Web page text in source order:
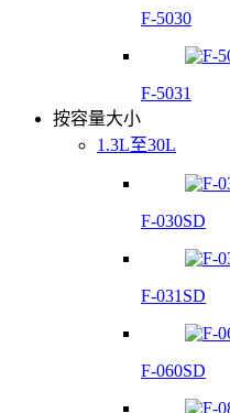
F-5030
F-5031
按容量大小
1.3L至30L
F-030SD
F-031SD
F-060SD